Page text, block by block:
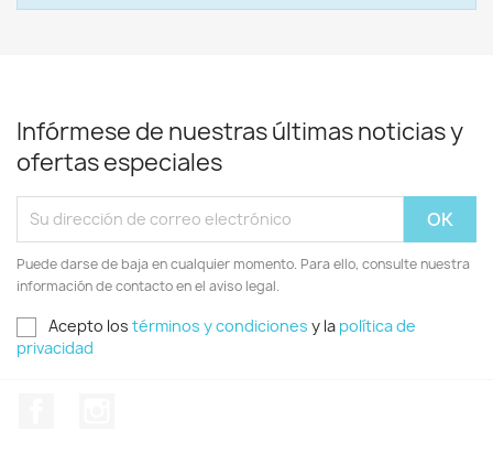
Infórmese de nuestras últimas noticias y
ofertas especiales
Puede darse de baja en cualquier momento. Para ello, consulte nuestra
información de contacto en el aviso legal.
Acepto los términos y condiciones y la política de
privacidad